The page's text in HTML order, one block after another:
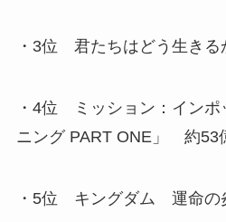
・3位 君たちはどう生き
・4位 ミッション：インポ
ニング PART ONE」 約53
・5位 キングダム 運命